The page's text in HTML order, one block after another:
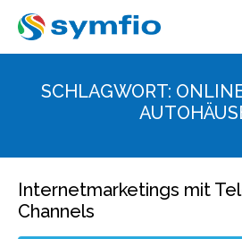
SCHLAGWORT:
Internetmarketings mit
Channels